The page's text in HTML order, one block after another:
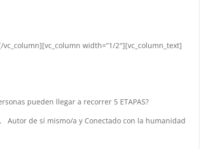
width=”1/2″][vc_column_text]
pueden llegar a recorrer 5 ETAPAS?
de sí mismo/a y Conectado con la humanidad